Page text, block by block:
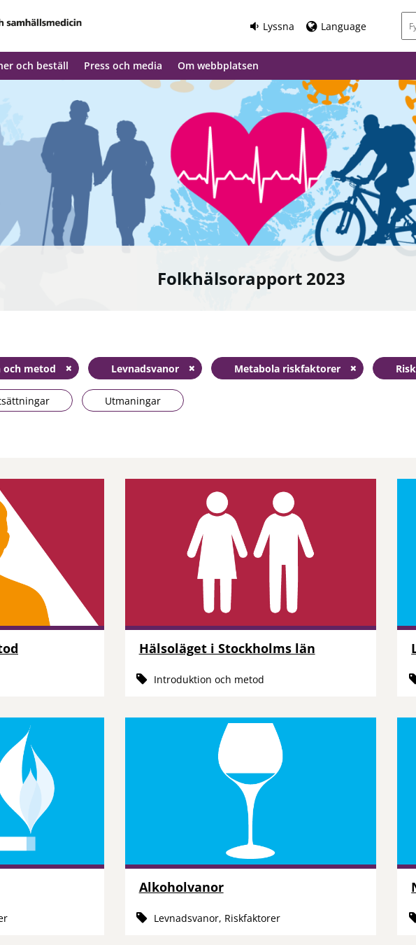
Lyssna Language
och beställ Press och media Om webbplatsen
Folkhälsorapport 2023
metod Levnadsvanor Metabola riskfaktorer
Utmaningar
Hälsoläget i Stockholms län
Introduktion och metod
Alkoholvanor
Levnadsvanor, Riskfaktorer